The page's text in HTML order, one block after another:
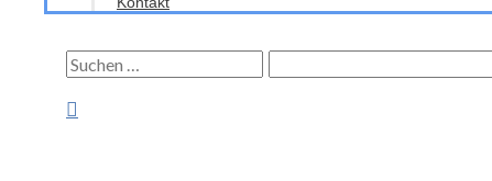
Suchen
nach: